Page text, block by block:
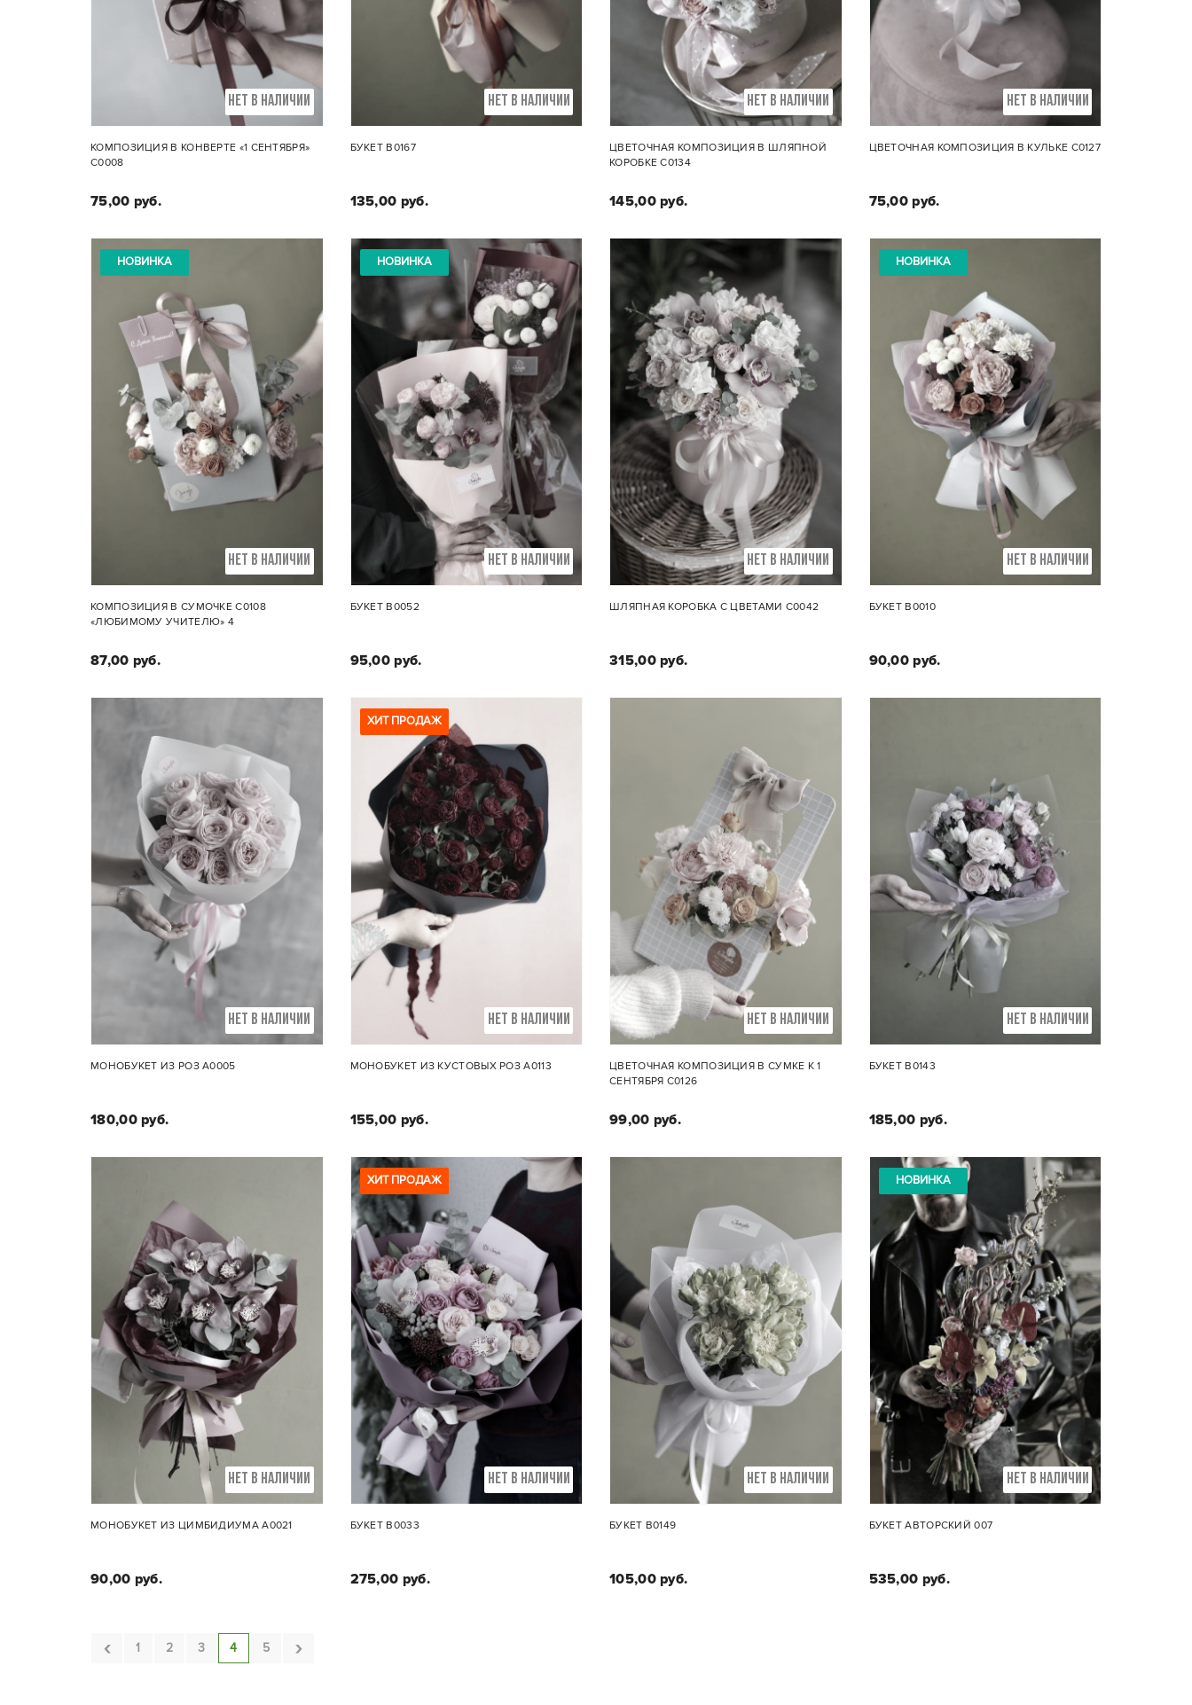
НЕТ В НАЛИЧИИ
Состав композиции:
Альстромерия, рубус,
хризантема
КОМПОЗИЦИЯ В КОНВЕРТЕ «1 СЕНТЯБРЯ»
C0008
75,00 руб.
НЕТ В НАЛИЧИИ
Состав букета:
Кустовые и пионовидные розы,
хризантемы
БУКЕТ B0167
135,00 руб.
НЕТ В НАЛИЧИИ
Состав композиции :
Кустовая роза, кустовая
пионовидная роза, эустома,
хамелациум, хризантема
ЦВЕТОЧНАЯ КОМПОЗИЦИЯ В ШЛЯПНОЙ
КОРОБКЕ С0134
145,00 руб.
НЕТ В НАЛИЧИИ
Состав композиции :
Кустовая пионовидная роза,
альстромерия, эустома
ЦВЕТОЧНАЯ КОМПОЗИЦИЯ В КУЛЬКЕ С0127
75,00 руб.
НЕТ В НАЛИЧИИ
НОВИНКА
Состав композиции :
Кустовые и пионовидные розы,
хризантемы
КОМПОЗИЦИЯ В СУМОЧКЕ C0108
«ЛЮБИМОМУ УЧИТЕЛЮ» 4
87,00 руб.
НЕТ В НАЛИЧИИ
НОВИНКА
Состав букета:
1. Пионовидиная Роза,
цимбидиум, скиммия, эустома
2. Хризантема, ранункулюс,
сирень
БУКЕТ В0052
95,00 руб.
НЕТ В НАЛИЧИИ
Цимбидиум, кустовая роза,
эустома
ШЛЯПНАЯ КОРОБКА С ЦВЕТАМИ C0042
315,00 руб.
НЕТ В НАЛИЧИИ
НОВИНКА
хризантема
БУКЕТ B0010
90,00 руб.
НЕТ В НАЛИЧИИ
Состав букета:
Одноголовые розы-13штук
МОНОБУКЕТ ИЗ РОЗ A0005
180,00 руб.
НЕТ В НАЛИЧИИ
ХИТ ПРОДАЖ
Состав букета:
Кустовая пионовидная
роза-7шт
МОНОБУКЕТ ИЗ КУСТОВЫХ РОЗ А0113
155,00 руб.
НЕТ В НАЛИЧИИ
Кустовые и пионовидные розы,
хризантема, гвоздика, зелень
ЦВЕТОЧНАЯ КОМПОЗИЦИЯ В СУМКЕ К 1
СЕНТЯБРЯ С0126
99,00 руб.
НЕТ В НАЛИЧИИ
Состав букета:
Пионовидная роза,
ранункулюс, тюльпаны,
хризантемы, зелень
БУКЕТ В0143
185,00 руб.
НЕТ В НАЛИЧИИ
Состав букета:
МОНОБУКЕТ ИЗ ЦИМБИДИУМА А0021
90,00 руб.
НЕТ В НАЛИЧИИ
ХИТ ПРОДАЖ
БУКЕТ В0033
275,00 руб.
НЕТ В НАЛИЧИИ
БУКЕТ В0149
105,00 руб.
НЕТ В НАЛИЧИИ
НОВИНКА
БУКЕТ АВТОРСКИЙ 007
535,00 руб.
‹ 1 2 3 4 5 ›